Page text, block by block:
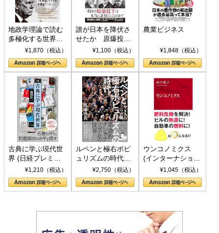
地政学理論で読む
多極化する世界：
トランプとBRICS
の挑戦
¥1,870（税込）
誰が日本を降伏さ
せたか 原爆投
下、ソ連参戦、そ
して聖断 (PHP新
書)
¥1,100（税込）
農業ビジネス
¥1,848（税込）
古典に学ぶ現代世
界 (日経プレミア
シリーズ)¥1,210（税込）
ルペンと極右ポピ
ュリズムの時代：
〈ヤヌス〉の二つ
の顔
¥2,750（税込）
ウンコノミクス
(インターナショナ
ル新書)¥1,045（税込）